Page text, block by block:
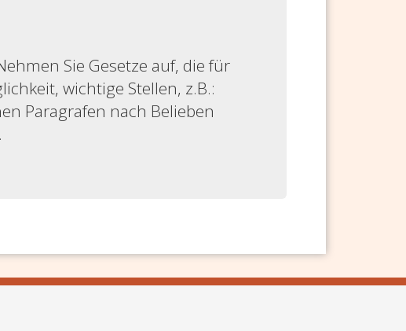
Sie Gesetze auf, die für
wichtige Stellen, z.B.:
Paragrafen nach Belieben